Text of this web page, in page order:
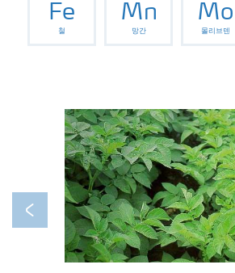
Fe
철
Mn
망간
Mo
몰리브덴
Previous